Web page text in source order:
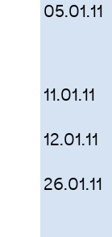
05.01.11
11.01.11
12.01.11
26.01.11